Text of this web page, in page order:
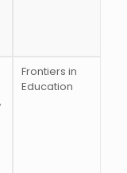
Frontiers in
Education